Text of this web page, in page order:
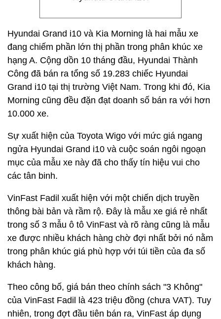
Hyundai Grand i10 và Kia Morning là hai mẫu xe
đang chiếm phần lớn thị phần trong phân khúc xe
hạng A. Cộng dồn 10 tháng đầu, Hyundai Thành
Công đã bán ra tổng số 19.283 chiếc Hyundai
Grand i10 tại thị trường Việt Nam. Trong khi đó, Kia
Morning cũng đều đặn đạt doanh số bán ra với hơn
10.000 xe.
Sự xuất hiện của Toyota Wigo với mức giá ngang
ngửa Hyundai Grand i10 và cuộc soán ngôi ngoạn
mục của mẫu xe này đã cho thấy tín hiệu vui cho
các tân binh.
VinFast Fadil xuất hiện với một chiến dịch truyền
thông bài bản và rầm rộ. Đây là mẫu xe giá rẻ nhất
trong số 3 mẫu ô tô VinFast và rõ ràng cũng là mẫu
xe được nhiều khách hàng chờ đợi nhất bởi nó nằm
trong phân khúc giá phù hợp với túi tiền của đa số
khách hàng.
Theo công bố, giá bán theo chính sách "3 Không"
của VinFast Fadil là 423 triệu đồng (chưa VAT). Tuy
nhiên, trong đợt đầu tiên bán ra, VinFast áp dụng